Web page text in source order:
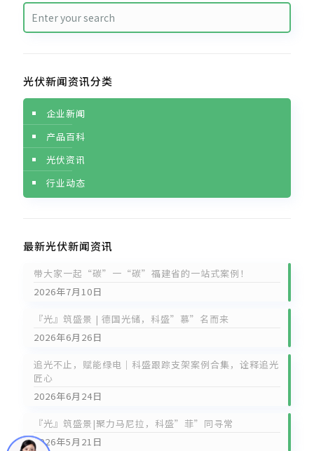
光伏新闻资讯分类
企业新闻
产品百科
光伏资讯
行业动态
最新光伏新闻资讯
带大家一起“碳”一“碳”福建省的一站式案例！
2026年7月10日
『光』筑盛景 | 德国光储，科盛”慕”名而来
2026年6月26日
追光不止，赋能绿电｜科盛跟踪支架案例合集，诠释追光
匠心
2026年6月24日
『光』筑盛景|聚力马尼拉，科盛”菲”同寻常
2026年5月21日